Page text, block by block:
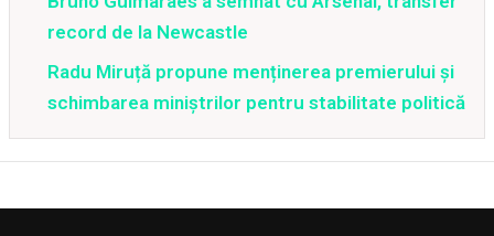
record de la Newcastle
Radu Miruță propune menținerea premierului și
schimbarea miniștrilor pentru stabilitate politică